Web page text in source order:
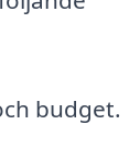
budget.